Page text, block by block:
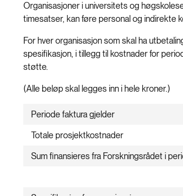
Organisasjoner i universitets og
timesatser, kan føre personal og indirekte
For hver organisasjon som skal ha
spesifikasjon, i tillegg til kostnader for
støtte.
(Alle beløp skal legges inn i hele kroner.)
Periode faktura gjelder
Totale prosjektkostnader
Sum finansieres fra Forskningsrådet i